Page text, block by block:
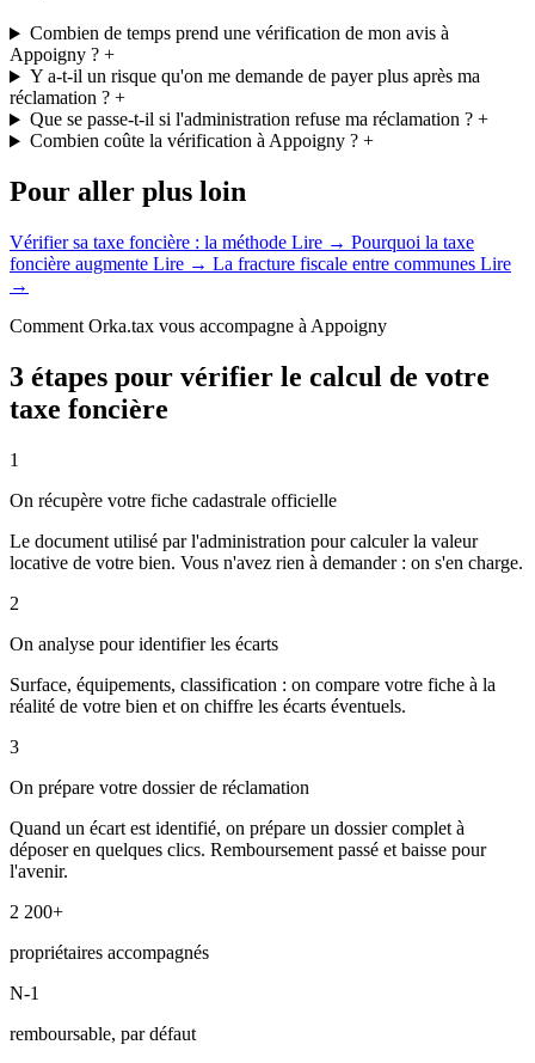
Combien de temps prend une vérification de mon avis à
Appoigny ? +
Y a-t-il un risque qu'on me demande de payer plus après ma
réclamation ? +
Que se passe-t-il si l'administration refuse ma réclamation ?+
Combien coûte la vérification à Appoigny ?+
Pour aller plus loin
Vérifier sa taxe foncière : la méthode Lire → Pourquoi la taxe
foncière augmente Lire → La fracture fiscale entre communes Lire
→
Comment Orka.tax vous accompagne à Appoigny
3 étapes pour vérifier le calcul de votre
taxe foncière
1
On récupère votre fiche cadastrale officielle
Le document utilisé par l'administration pour calculer la valeur
locative de votre bien. Vous n'avez rien à demander : on s'en charge.
2
On analyse pour identifier les écarts
Surface, équipements, classification : on compare votre fiche à la
réalité de votre bien et on chiffre les écarts éventuels.
3
On prépare votre dossier de réclamation
Quand un écart est identifié, on prépare un dossier complet à
déposer en quelques clics. Remboursement passé et baisse pour
l'avenir.
2 200+
propriétaires accompagnés
N-1
remboursable, par défaut